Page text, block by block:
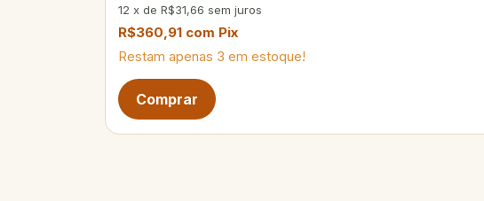
12 x de R$31,66 sem juros
R$360,91 com Pix
Restam apenas 3 em estoque!